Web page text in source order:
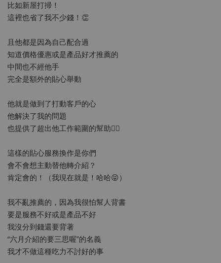
比如新屋打掃！
這裡也省了我不少錢！👏
且他都是因為自己配合過
知道價格優惠或是產品好才推薦的
中間也不經他手
完全是額外的貼心舉動
他就是做到了打動客戶的心
他解決了我的問題
也提供了超出他工作範圍的幫助👍🏻
這樣的貼心服務換作是你們
會不會想主動替他轉介紹？
肯定會的！（我現在就是！哈哈😝）
我不亂推薦的，因為我很怕幫人背書
要是服務不好或是產品不好
我沒分到錢還要背著
“六月介紹的要三思喔”的名義
我才不做這種吃力不討好的事